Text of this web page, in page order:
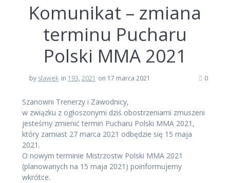
Komunikat – zmiana
terminu Pucharu
Polski MMA 2021
by slawek in 193, 2021 on 17 marca 2021 0
Szanowni Trenerzy i Zawodnicy,
w związku z ogłoszonymi dziś obostrzeniami zmuszeni
jesteśmy zmienić termin Pucharu Polski MMA 2021,
który zamiast 27 marca 2021 odbędzie się 15 maja
2021.
O nowym terminie Mistrzostw Polski MMA 2021
(planowanych na 15 maja 2021) poinformujemy
wkrótce.